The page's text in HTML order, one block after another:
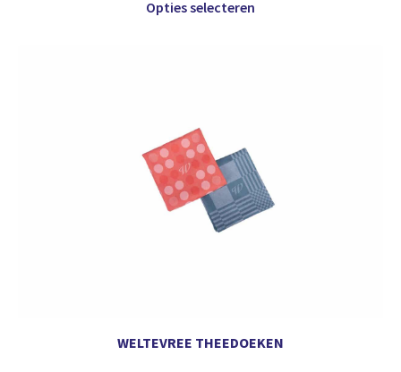
Opties selecteren
WELTEVREE THEEDOEKEN